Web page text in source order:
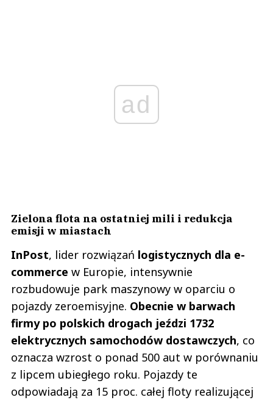
ad
Zielona flota na ostatniej mili i redukcja
emisji w miastach
InPost, lider rozwiązań logistycznych dla e-
commerce w Europie, intensywnie
rozbudowuje park maszynowy w oparciu o
pojazdy zeroemisyjne. Obecnie w barwach
firmy po polskich drogach jeździ 1732
elektrycznych samochodów dostawczych, co
oznacza wzrost o ponad 500 aut w porównaniu
z lipcem ubiegłego roku. Pojazdy te
odpowiadają za 15 proc. całej floty realizującej